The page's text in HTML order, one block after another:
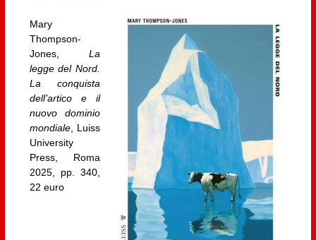
Mary
Thompson-
Jones,La
legge del Nord.
La conquista
dell’artico e il
nuovo dominio
mondiale, Luiss
University
Press, Roma
2025, pp. 340,
22 euro